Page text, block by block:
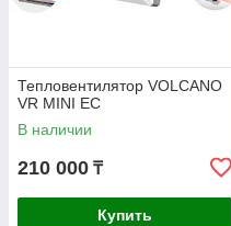
Тепловентилятор VOLCANO
VR MINI ЕC
В наличии
210 000 ₸
Купить